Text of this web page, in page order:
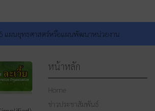
แผนยุทธศาสตร์หรือแผนพัฒนาหน่วยงาน
หน้าหลัก
Home
ข่าวประชาสัมพันธ์